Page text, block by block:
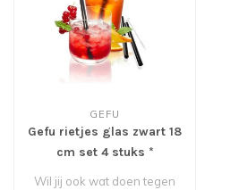
GEFU
Gefu rietjes glas zwart 18
cm set 4 stuks *
Wil jij ook wat doen tegen